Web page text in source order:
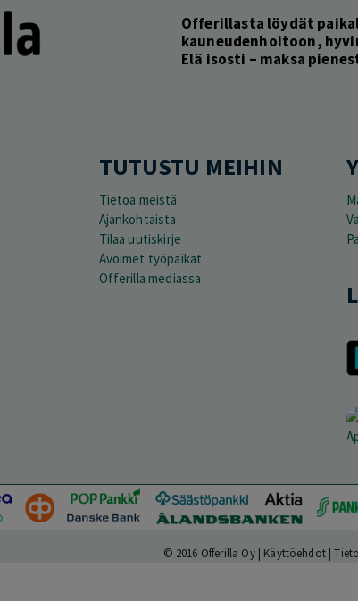
Offerillasta löydät
kauneudenhoitoon,
Elä isosti – maksa
TUTUSTU MEIHIN
Tietoa meistä
Ajankohtaista
Tilaa uutiskirje
Avoimet työpaikat
Offerilla mediassa
© 2016 Offerilla Oy | Käyttöehdot|